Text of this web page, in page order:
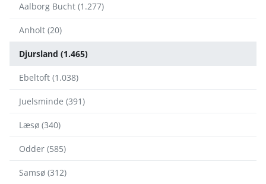
Aalborg Bucht (1.277)
Anholt (20)
Djursland (1.465)
Ebeltoft (1.038)
Juelsminde (391)
Læsø (340)
Odder (585)
Samsø (312)